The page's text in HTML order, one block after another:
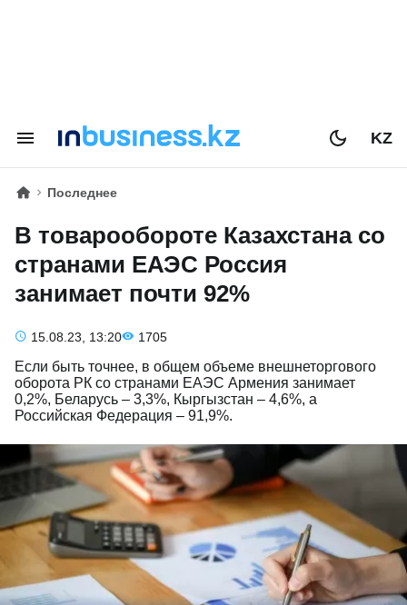
KZ
Последнее
В товарообороте Казахстана со
странами ЕАЭС Россия
занимает почти 92%
15.08.23, 13:20 1705
Если быть точнее, в общем объеме внешнеторгового
оборота РК со странами ЕАЭС Армения занимает
0,2%, Беларусь – 3,3%, Кыргызстан – 4,6%, а
Российская Федерация – 91,9%.